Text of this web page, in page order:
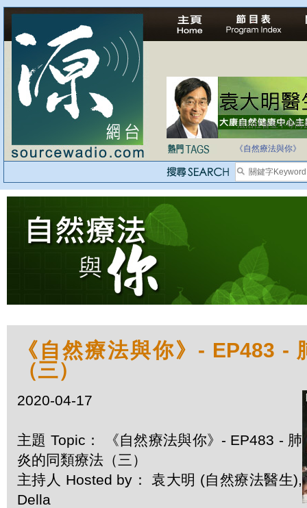
法治社會並不等同
自家教育合法化-
《自然療法與你》
《自然療法與你》- EP483 -
（三）
2020-04-17
主題 Topic： 《自然療法與你》- EP483 - 肺
炎的同類療法（三）
主持人 Hosted by： 袁大明 (自然療法醫生),
Della